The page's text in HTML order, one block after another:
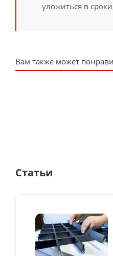
уложиться в
Вам также может
Статьи